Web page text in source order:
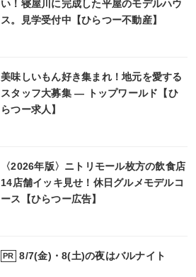
い！寝屋川に完成した平屋のモデルハウ
ス。見学受付中【ひらつー不動産】
美味しいもん好き集まれ！地元を愛する
スタッフ大募集 ― トップワールド【ひ
らつー求人】
〈2026年版〉ニトリモール枚方の飲食店
14店舗イッキ見せ！休日グルメモデルコ
ース【ひらつー広告】
PR 8/7(金)・8(土)の夜はバルナイト